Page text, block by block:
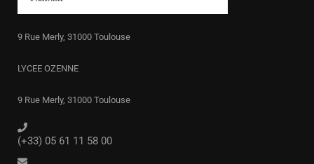
9 Rue Merly, 31000 Toulouse
LYCEE OZENNE
9 Rue Merly, 31000 Toulouse
(+33) 05 61 11 58 00